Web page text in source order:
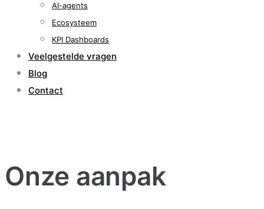
AI-agents
Ecosysteem
KPI Dashboards
Veelgestelde vragen
Blog
Contact
Onze aanpak